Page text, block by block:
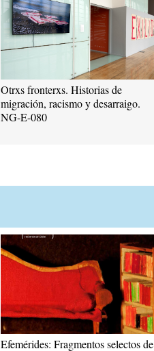
Otrxs fronterxs. Historias de
migración, racismo y desarraigo.
NG-E-080
Efemérides: Fragmentos selectos de